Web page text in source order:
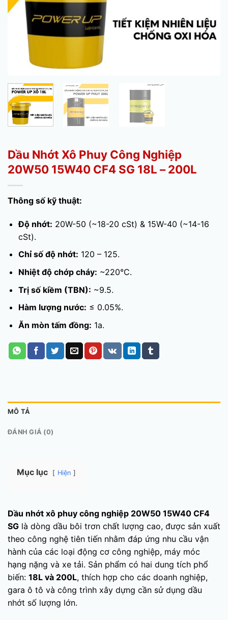
Dầu Nhớt Xô Phuy Công Nghiệp
20W50 15W40 CF4 SG 18L – 200L
Thông số kỹ thuật:
Độ nhớt: 20W-50 (~18-20 cSt) & 15W-40 (~14-16
cSt).
Chỉ số độ nhớt: 120 – 125.
Nhiệt độ chớp cháy: ~220°C.
Trị số kiềm (TBN): ~9.5.
Hàm lượng nước: ≤ 0.05%.
Ăn mòn tấm đồng: 1a.
MÔ TẢ
ĐÁNH GIÁ (0)
Mục lục Hiện
Dầu nhớt xô phuy công nghiệp 20W50 15W40 CF4
SG là dòng dầu bôi trơn chất lượng cao, được sản xuất
theo công nghệ tiên tiến nhằm đáp ứng nhu cầu vận
hành của các loại động cơ công nghiệp, máy móc
hạng nặng và xe tải. Sản phẩm có hai dung tích phổ
biến: 18L và 200L, thích hợp cho các doanh nghiệp,
gara ô tô và công trình xây dựng cần sử dụng dầu
nhớt số lượng lớn.